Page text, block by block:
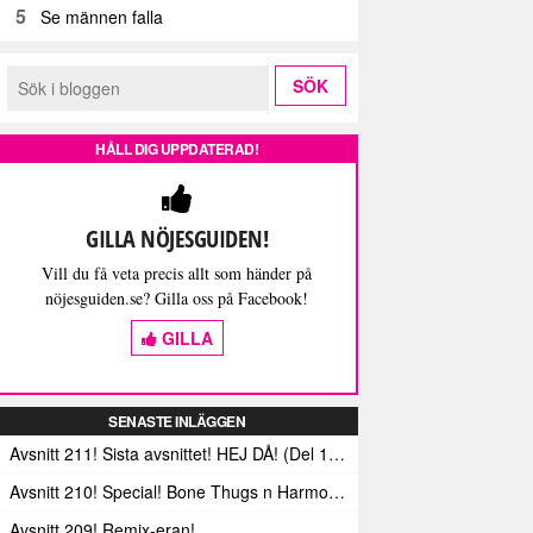
5 Se männen falla
HÅLL DIG UPPDATERAD!
GILLA NÖJESGUIDEN!
Vill du få veta precis allt som händer på
nöjesguiden.se? Gilla oss på Facebook!
GILLA
SENASTE INLÄGGEN
Avsnitt 211! Sista avsnittet! HEJ DÅ! (Del 1 och 2)
Avsnitt 210! Special! Bone Thugs n Harmonys album E.1999 Eternal